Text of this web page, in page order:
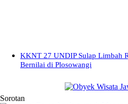
KKNT 27 UNDIP Sulap Limbah
Bernilai di Plosowangi
Sorotan